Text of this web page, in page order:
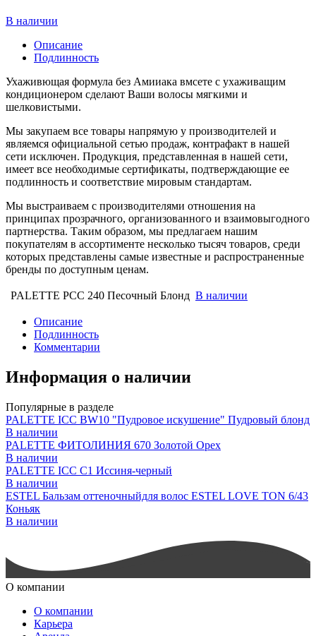
В наличии
Описание
Подлинность
Ухаживющая формула без Амииака вмсете с ухаживащим
кондиционером сделают Ваши волосы мягкими и
шелковистыми.
Мы закупаем все товары напрямую у производителей и
являемся официальной сетью продаж, контрафакт в нашей
сети исключен. Продукция, представленная в нашей сети,
имеет все необходимые сертификаты, подтверждающие ее
подлинность и соответствие мировым стандартам.
Мы выстраиваем с производителями отношения на
принципах прозрачного, организованного и взаимовыгодного
партнерства. Таким образом, мы предлагаем нашим
покупателям в ассортименте несколько тысяч товаров, среди
которых представлены самые известные и распространенные
бренды по доступным ценам.
PALETTE PCC 240 Песочный Блонд В наличии
Описание
Подлинность
Комментарии
Информация о наличии
Популярные в разделе
PALETTE ICC BW10 "Пудровое искушение" Пудровый блонд
В наличии
PALETTE ФИТОЛИНИЯ 670 Золотой Орех
В наличии
PALETTE ICC C1 Иссиня-черный
В наличии
ESTEL Бальзам оттеночныйдля волос ESTEL LOVE TON 6/43
Коньяк
В наличии
О компании
О компании
Карьера